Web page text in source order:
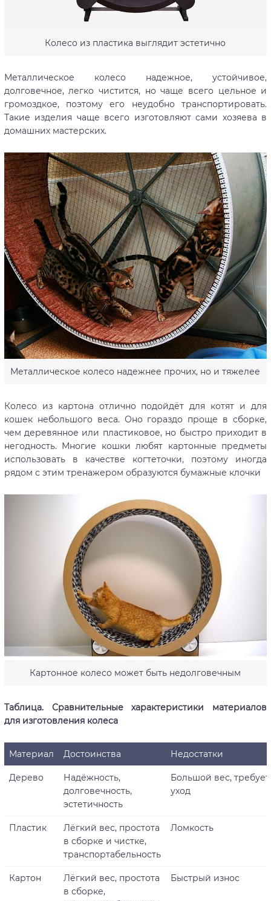
Колесо из пластика выглядит эстетично
Металлическое колесо надежное, устойчивое,
долговечное, легко чистится, но чаще всего цельное и
громоздкое, поэтому его неудобно транспортировать.
Такие изделия чаще всего изготовляют сами хозяева в
домашних мастерских.
Металлическое колесо надежнее прочих, но и тяжелее
Колесо из картона отлично подойдёт для котят и для
кошек небольшого веса. Оно гораздо проще в сборке,
чем деревянное или пластиковое, но быстро приходит в
негодность. Многие кошки любят картонные предметы
использовать в качестве когтеточки, поэтому иногда
рядом с этим тренажером образуются бумажные клочки
Картонное колесо может быть недолговечным
Таблица. Сравнительные характеристики материалов
для изготовления колеса
Материал Достоинства Недостатки
Дерево
Надёжность,
долговечность,
эстетичность
Большой вес, требует
уход
Пластик
Лёгкий вес, простота
в сборке и чистке,
транспортабельность
Ломкость
Картон
Лёгкий вес, простота
в сборке,
Быстрый износ